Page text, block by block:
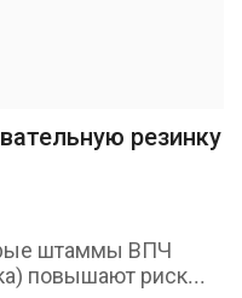
резинку
штаммы ВПЧ
повышают риск...